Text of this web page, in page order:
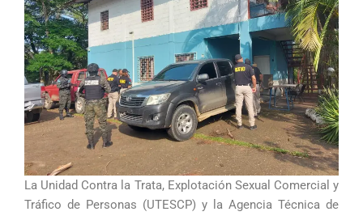
La Unidad Contra la Trata, Explotación Sexual Comercial y
Tráfico de Personas (UTESCP) y la Agencia Técnica de